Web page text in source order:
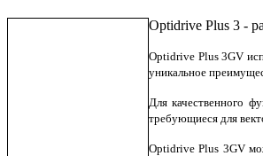
Optidrive Plus 3 -
Optidrive Plus 3GV
уникальное
Для качественного
требующиеся для
Optidrive Plus 3GV